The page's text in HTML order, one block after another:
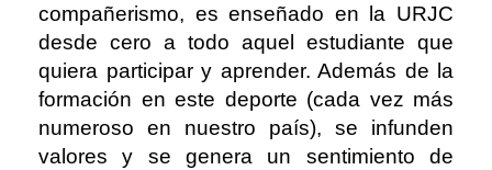
compañerismo, es enseñado en la URJC
desde cero a todo aquel estudiante que
quiera participar y aprender. Además de la
formación en este deporte (cada vez más
numeroso en nuestro país), se infunden
valores y se genera un sentimiento de